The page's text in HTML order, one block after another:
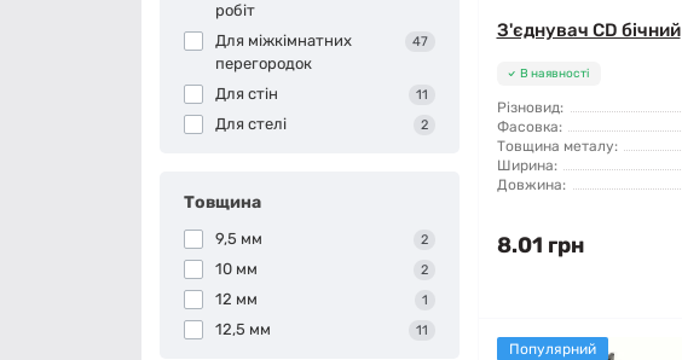
робіт
Для міжкімнатних
перегородок
47
Для стін 11
Для стелі 2
Товщина
9,5 мм 2
10 мм 2
12 мм 1
12,5 мм 11
З'єднувач CD бічний
В наявності
Різновид:
Фасовка:
Товщина металу:
Ширина:
Довжина:
8.01 грн
Популярний